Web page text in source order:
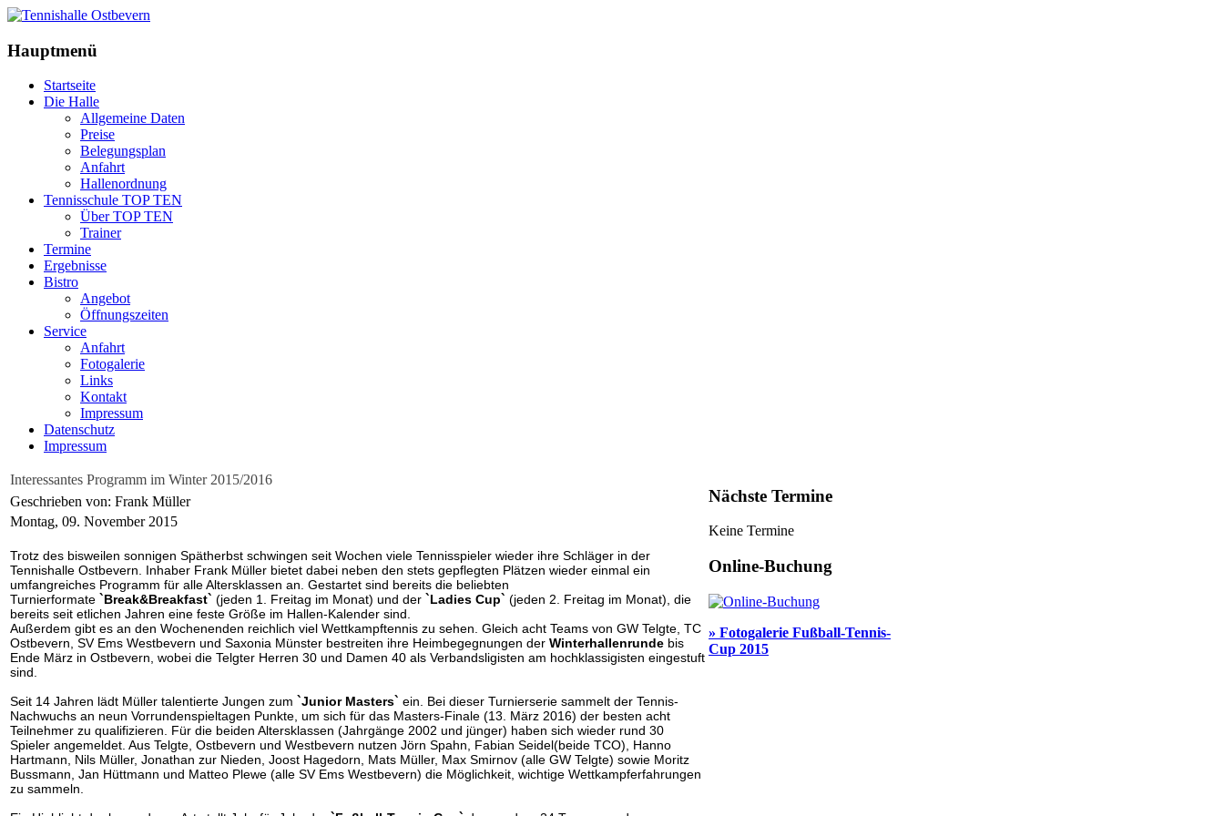
Hauptmenü
Startseite
Die Halle
Allgemeine Daten
Preise
Belegungsplan
Anfahrt
Hallenordnung
Tennisschule TOP TEN
Über TOP TEN
Trainer
Termine
Ergebnisse
Bistro
Angebot
Öffnungszeiten
Service
Anfahrt
Fotogalerie
Links
Kontakt
Impressum
Datenschutz
Impressum
Interessantes Programm im Winter 2015/2016
Geschrieben von: Frank Müller
Montag, 09. November 2015
Trotz des bisweilen sonnigen Spätherbst schwingen seit Wochen viele Tennisspieler wieder ihre Schläger in der
Tennishalle Ostbevern. Inhaber Frank Müller bietet dabei neben den stets gepflegten Plätzen wieder einmal ein
umfangreiches Programm für alle Altersklassen an. Gestartet sind bereits die beliebten
Turnierformate `Break&Breakfast` (jeden 1. Freitag im Monat) und der `Ladies Cup` (jeden 2. Freitag im Monat), die
bereits seit etlichen Jahren eine feste Größe im Hallen-Kalender sind.
Außerdem gibt es an den Wochenenden reichlich viel Wettkampftennis zu sehen. Gleich acht Teams von GW Telgte, TC
Ostbevern, SV Ems Westbevern und Saxonia Münster bestreiten ihre Heimbegegnungen der Winterhallenrunde bis
Ende März in Ostbevern, wobei die Telgter Herren 30 und Damen 40 als Verbandsligisten am hochklassigisten eingestuft
sind.
Seit 14 Jahren lädt Müller talentierte Jungen zum `Junior Masters` ein. Bei dieser Turnierserie sammelt der Tennis-
Nachwuchs an neun Vorrundenspieltagen Punkte, um sich für das Masters-Finale (13. März 2016) der besten acht
Teilnehmer zu qualifizieren. Für die beiden Altersklassen (Jahrgänge 2002 und jünger) haben sich wieder rund 30
Spieler angemeldet. Aus Telgte, Ostbevern und Westbevern nutzen Jörn Spahn, Fabian Seidel(beide TCO), Hanno
Hartmann, Nils Müller, Jonathan zur Nieden, Joost Hagedorn, Mats Müller, Max Smirnov (alle GW Telgte) sowie Moritz
Bussmann, Jan Hüttmann und Matteo Plewe (alle SV Ems Westbevern) die Möglichkeit, wichtige Wettkampferfahrungen
zu sammeln.
Nächste Termine
Keine Termine
Online-Buchung
» Fotogalerie Fußball-Tennis-
Cup 2015